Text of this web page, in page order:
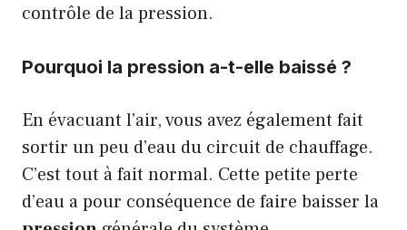
contrôle de la pression.
Pourquoi la pression a-t-elle baissé ?
En évacuant l’air, vous avez également fait
sortir un peu d’eau du circuit de chauffage.
C’est tout à fait normal. Cette petite perte
d’eau a pour conséquence de faire baisser la